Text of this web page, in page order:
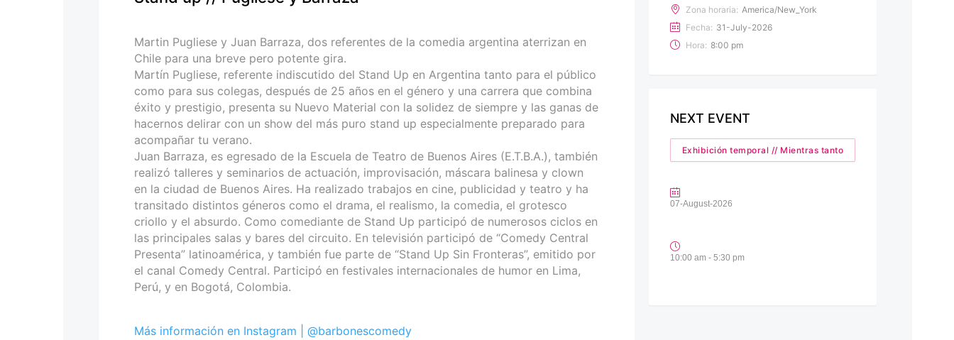
Martin Pugliese y Juan Barraza, dos referentes de la comedia argentina aterrizan en
Chile para una breve pero potente gira.
Martín Pugliese, referente indiscutido del Stand Up en Argentina tanto para el público
como para sus colegas, después de 25 años en el género y una carrera que combina
éxito y prestigio, presenta su Nuevo Material con la solidez de siempre y las ganas de
hacernos delirar con un show del más puro stand up especialmente preparado para
acompañar tu verano.
Juan Barraza, es egresado de la Escuela de Teatro de Buenos Aires (E.T.B.A.), también
realizó talleres y seminarios de actuación, improvisación, máscara balinesa y clown
en la ciudad de Buenos Aires. Ha realizado trabajos en cine, publicidad y teatro y ha
transitado distintos géneros como el drama, el realismo, la comedia, el grotesco
criollo y el absurdo. Como comediante de Stand Up participó de numerosos ciclos en
las principales salas y bares del circuito. En televisión participó de “Comedy Central
Presenta” latinoamérica, y también fue parte de “Stand Up Sin Fronteras”, emitido por
el canal Comedy Central. Participó en festivales internacionales de humor en Lima,
Perú, y en Bogotá, Colombia.
Más información en Instagram | @barbonescomedy
Zona horaria: America/New_York
Fecha: 31-July-2026
Hora: 8:00 pm
NEXT EVENT
Exhibición temporal // Mientras tanto
07-August-2026
10:00 am - 5:30 pm